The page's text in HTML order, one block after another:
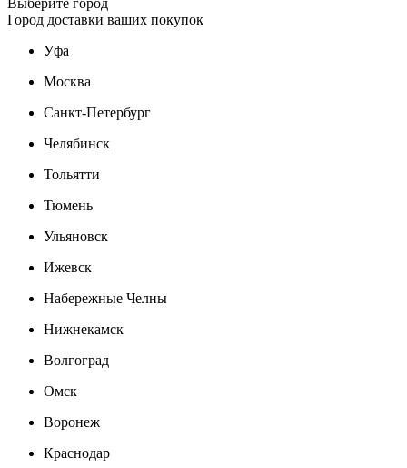
Город доставки ваших покупок
Уфа
Москва
Санкт-Петербург
Челябинск
Тольятти
Тюмень
Ульяновск
Ижевск
Набережные Челны
Нижнекамск
Волгоград
Омск
Воронеж
Краснодар